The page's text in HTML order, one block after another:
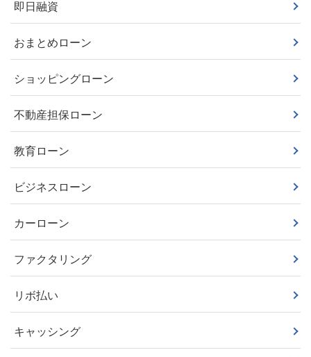
即日融資
おまとめローン
ショッピングローン
不動産担保ローン
教育ローン
ビジネスローン
カーローン
ファクタリング
リボ払い
キャッシング